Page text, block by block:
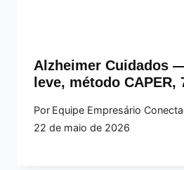
Alzheimer Cuidados
leve, método CAPER,
Por Equipe Empresário
22 de maio de 2026